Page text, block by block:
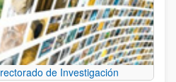
de Investigación